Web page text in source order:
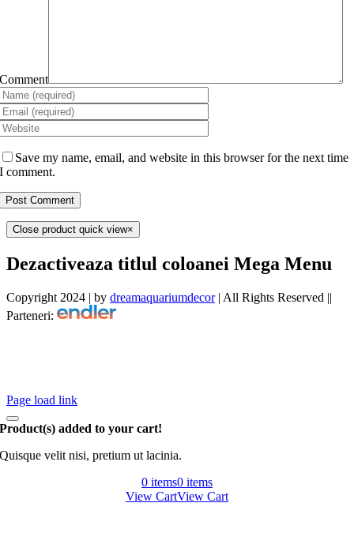
Comment
Save my name, email, and website in this browser for the next time
I comment.
Close product quick view×
Dezactiveaza titlul coloanei Mega Menu
Copyright 2024 | by dreamaquariumdecor| All Rights Reserved ||
Parteneri:
Page load link
Product(s) added to your cart!
Quisque velit nisi, pretium ut lacinia.
0 items0 items
View CartView Cart